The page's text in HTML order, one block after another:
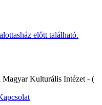
előtt található.
Kulturális Intézet - (